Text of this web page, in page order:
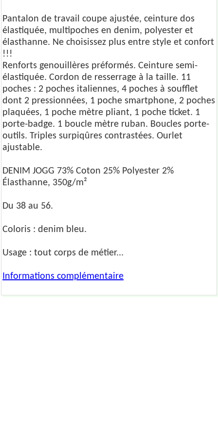
Pantalon de travail coupe ajustée, ceinture dos
élastiquée, multipoches en denim, polyester et
élasthanne. Ne choisissez plus entre style et confort
!!!
Renforts genouillères préformés. Ceinture semi-
élastiquée. Cordon de resserrage à la taille. 11
poches : 2 poches italiennes, 4 poches à soufflet
dont 2 pressionnées, 1 poche smartphone, 2 poches
plaquées, 1 poche mètre pliant, 1 poche ticket. 1
porte-badge. 1 boucle mètre ruban. Boucles porte-
outils. Triples surpiqûres contrastées. Ourlet
ajustable.
DENIM JOGG 73% Coton 25% Polyester 2%
Élasthanne, 350g/m²
Du 38 au 56.
Coloris : denim bleu.
Usage : tout corps de métier...
Informations complémentaire